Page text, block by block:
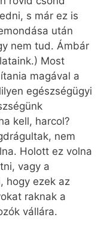
s már ez is
után
nem tud. Ámbár
Most
magával a
egészségügyi
kell, harcol?
nem
Holott ez volna
vagy a
hogy ezek az
raknak a
vállára.